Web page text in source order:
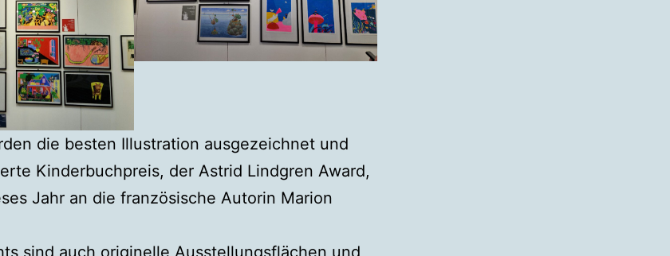
die besten Illustration ausgezeichnet und
Kinderbuchpreis, der Astrid Lindgren Award,
Jahr an die französische Autorin Marion
sind auch originelle Ausstellungsflächen und